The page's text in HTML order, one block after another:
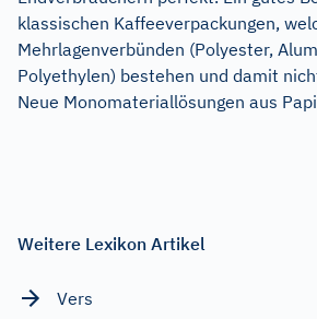
klassischen Kaffeeverpackungen,
Mehrlagenverbünden (Polyester,
Polyethylen) bestehen und damit
Neue Monomateriallösungen aus
Weitere Lexikon Artikel
Vers